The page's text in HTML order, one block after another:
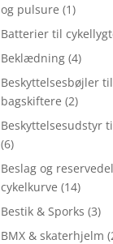
og pulsure (1)
Batterier til
Beklædning (4)
Beskyttelsesbøjler til
bagskiftere (2)
Beskyttelsesudstyr
(6)
Beslag og
cykelkurve (14)
Bestik & Sporks (3)
BMX & skaterhjelm